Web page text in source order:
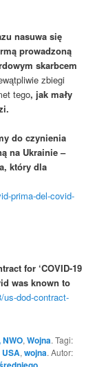
nasuwa się
prowadzoną
skarbcem
zbiegi
tego, jak mały
do czynienia
na Ukrainie –
który dla
prima-del-covid-
for ‘COVID-19
was known to
dod-contract-
,Wojna. Tagi:
USA,wojna. Autor: